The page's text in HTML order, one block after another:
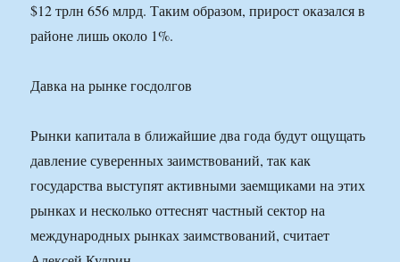
$12 трлн 656 млрд. Таким образом, прирост оказался в
районе лишь около 1%.
Давка на рынке госдолгов
Рынки капитала в ближайшие два года будут ощущать
давление суверенных заимствований, так как
государства выступят активными заемщиками на этих
рынках и несколько оттеснят частный сектор на
международных рынках заимствований, считает